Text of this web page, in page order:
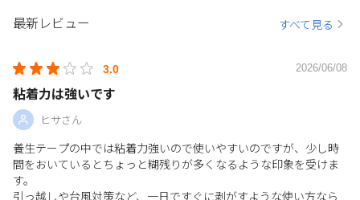
最新レビュー すべて見る
3.0 2026/06/08
粘着力は強いです
ヒサさん
養生テープの中では粘着力強いので使いやすいのですが、少し時
間をおいているとちょっと糊残りが多くなるような印象を受けま
す。
引っ越しや台風対策など、一日ですぐに剥がすような使い方なら